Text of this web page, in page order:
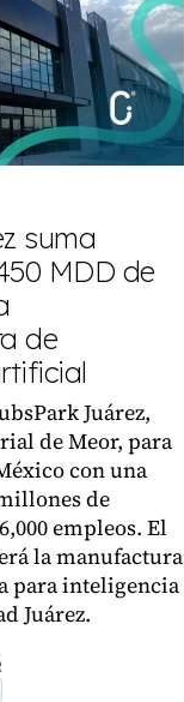
suma
MDD de
de
Juárez,
de Meor, para
con una
de
empleos. El
la manufactura
para inteligencia
Juárez.